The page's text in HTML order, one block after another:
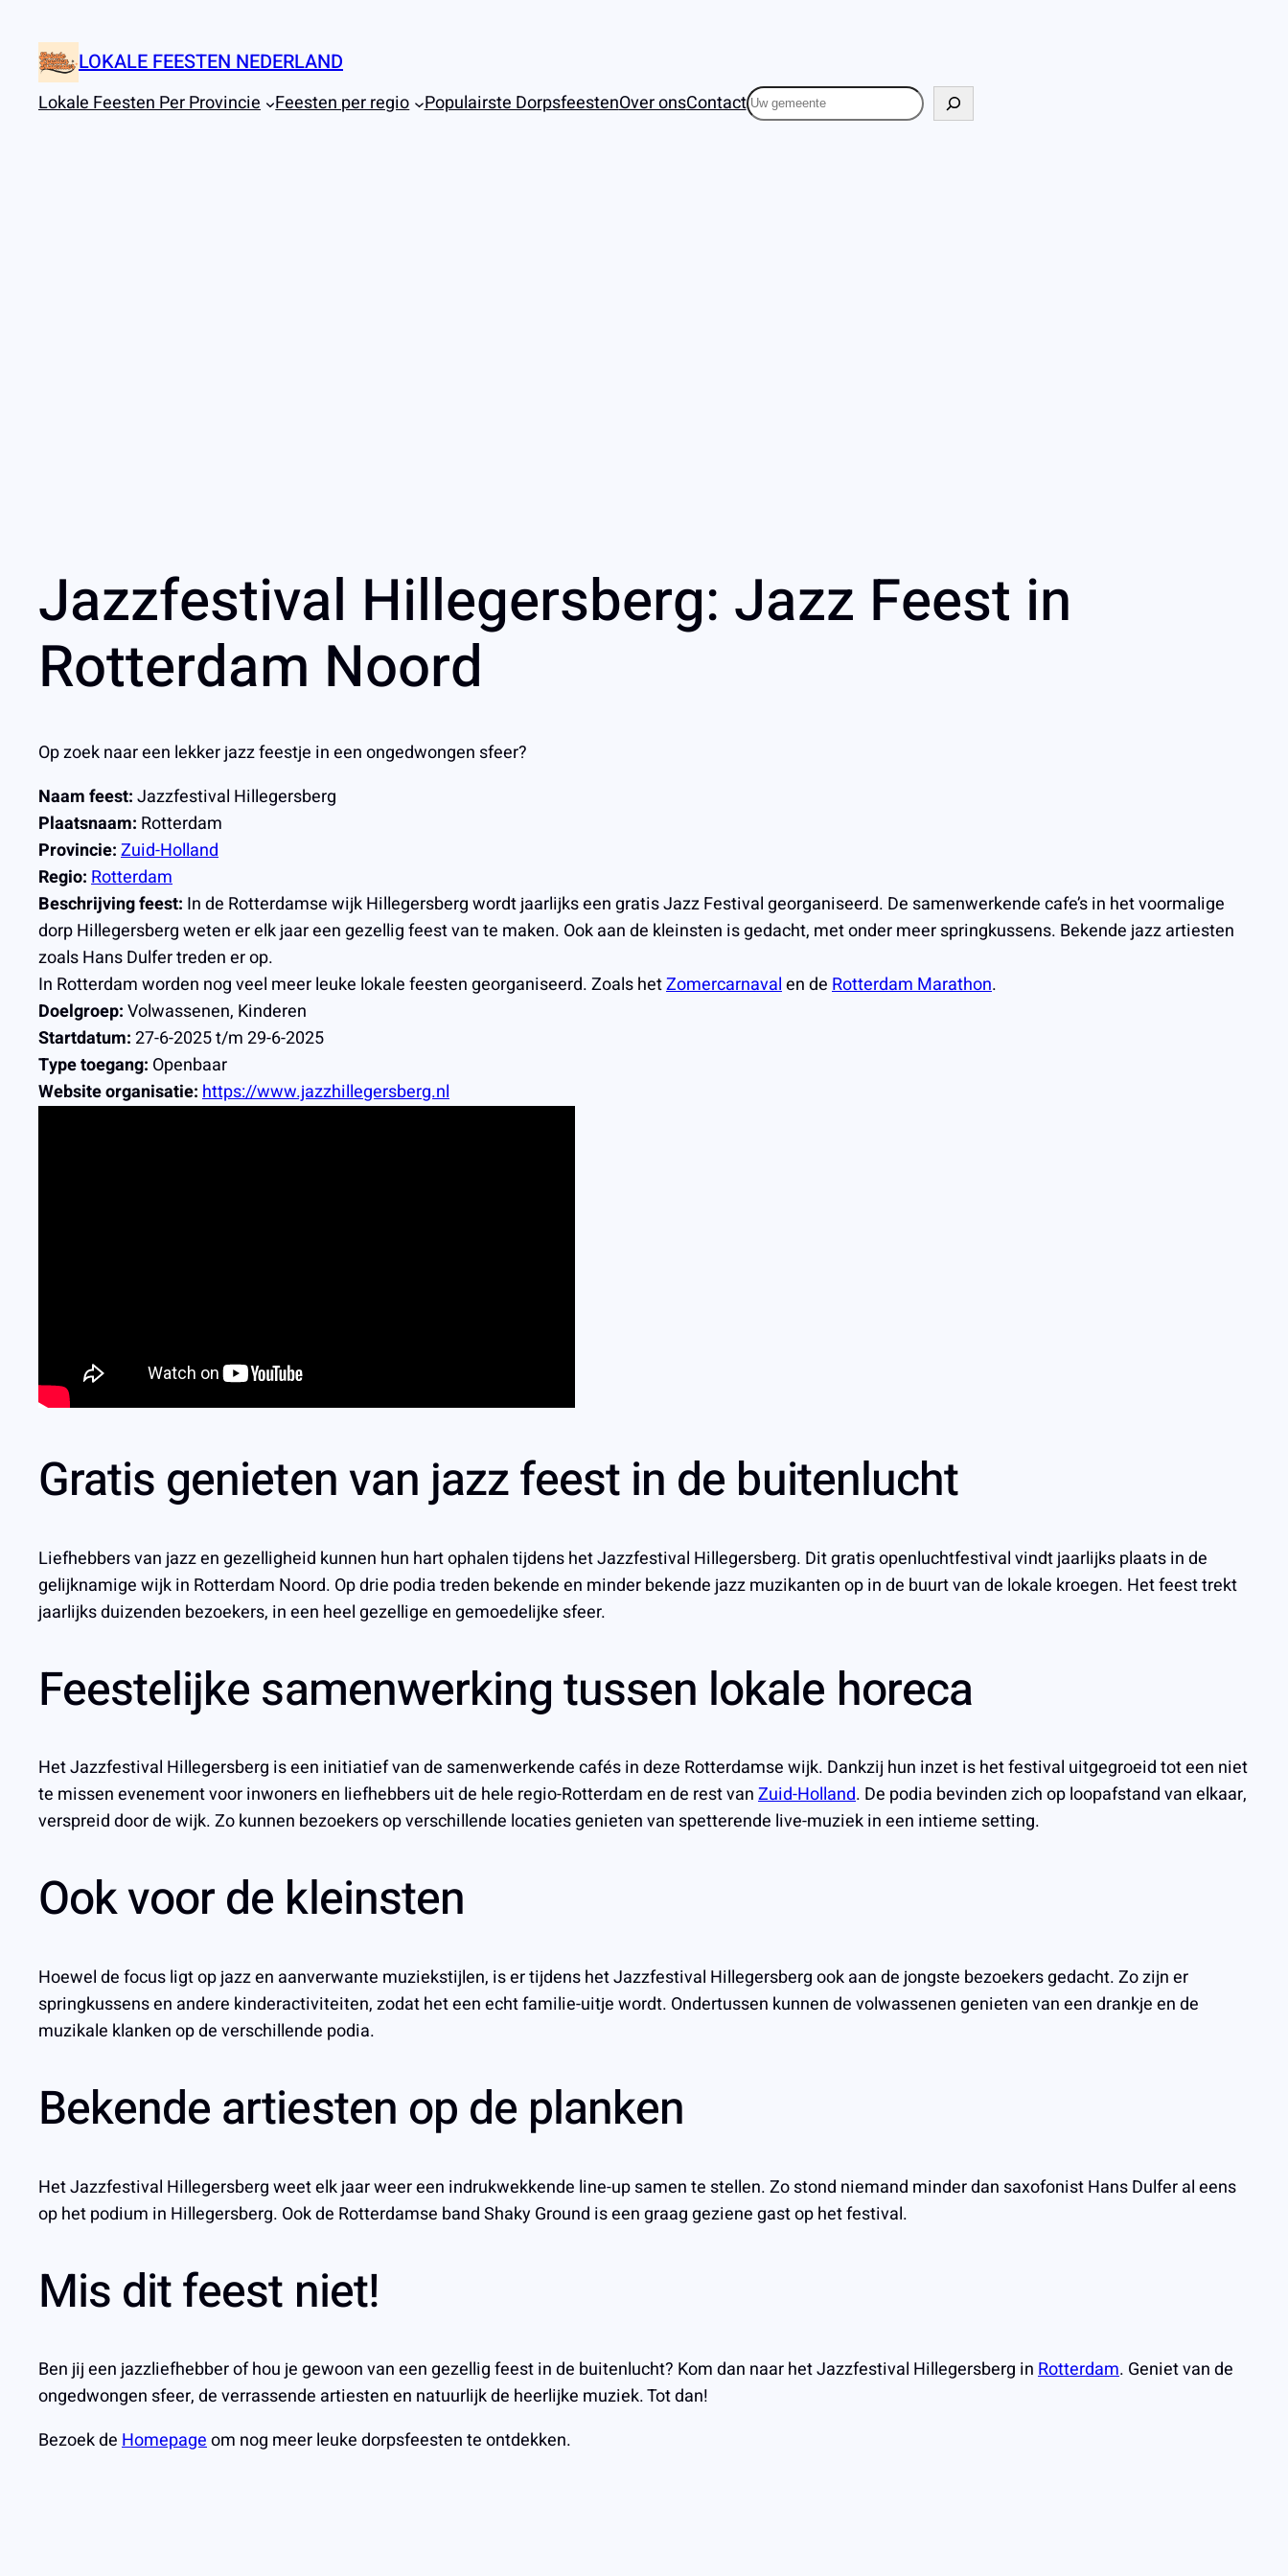
naar
inhoud
LOKALE FEESTEN NEDERLAND
Lokale Feesten Per Provincie Feesten per regio Populairste DorpsfeestenOver onsContactZoeken
Jazzfestival Hillegersberg: Jazz Feest in
Rotterdam Noord
Op zoek naar een lekker jazz feestje in een ongedwongen sfeer?
Naam feest:Jazzfestival Hillegersberg
Plaatsnaam: Rotterdam
Provincie:Zuid-Holland
Regio:Rotterdam
Beschrijving feest: In de Rotterdamse wijk Hillegersberg wordt jaarlijks een gratis Jazz Festival georganiseerd. De samenwerkende cafe’s in het voormalige
dorp Hillegersberg weten er elk jaar een gezellig feest van te maken. Ook aan de kleinsten is gedacht, met onder meer springkussens. Bekende jazz artiesten
zoals Hans Dulfer treden er op.
In Rotterdam worden nog veel meer leuke lokale feesten georganiseerd. Zoals hetZomercarnavalen deRotterdam Marathon.
Doelgroep:Volwassenen, Kinderen
Startdatum:27-6-2025 t/m 29-6-2025
Type toegang: Openbaar
Website organisatie:https://www.jazzhillegersberg.nl
Gratis genieten van jazz feest in de buitenlucht
Liefhebbers van jazz en gezelligheid kunnen hun hart ophalen tijdens het Jazzfestival Hillegersberg. Dit gratis openluchtfestival vindt jaarlijks plaats in de
gelijknamige wijk in Rotterdam Noord. Op drie podia treden bekende en minder bekende jazz muzikanten op in de buurt van de lokale kroegen. Het feest trekt
jaarlijks duizenden bezoekers, in een heel gezellige en gemoedelijke sfeer.
Feestelijke samenwerking tussen lokale horeca
Het Jazzfestival Hillegersberg is een initiatief van de samenwerkende cafés in deze Rotterdamse wijk. Dankzij hun inzet is het festival uitgegroeid tot een niet
te missen evenement voor inwoners en liefhebbers uit de hele regio-Rotterdam en de rest vanZuid-Holland. De podia bevinden zich op loopafstand van elkaar,
verspreid door de wijk. Zo kunnen bezoekers op verschillende locaties genieten van spetterende live-muziek in een intieme setting.
Ook voor de kleinsten
Hoewel de focus ligt op jazz en aanverwante muziekstijlen, is er tijdens het Jazzfestival Hillegersberg ook aan de jongste bezoekers gedacht. Zo zijn er
springkussens en andere kinderactiviteiten, zodat het een echt familie-uitje wordt. Ondertussen kunnen de volwassenen genieten van een drankje en de
muzikale klanken op de verschillende podia.
Bekende artiesten op de planken
Het Jazzfestival Hillegersberg weet elk jaar weer een indrukwekkende line-up samen te stellen. Zo stond niemand minder dan saxofonist Hans Dulfer al eens
op het podium in Hillegersberg. Ook de Rotterdamse band Shaky Ground is een graag geziene gast op het festival.
Mis dit feest niet!
Ben jij een jazzliefhebber of hou je gewoon van een gezellig feest in de buitenlucht? Kom dan naar het Jazzfestival Hillegersberg inRotterdam. Geniet van de
ongedwongen sfeer, de verrassende artiesten en natuurlijk de heerlijke muziek. Tot dan!
Bezoek deHomepageom nog meer leuke dorpsfeesten te ontdekken.